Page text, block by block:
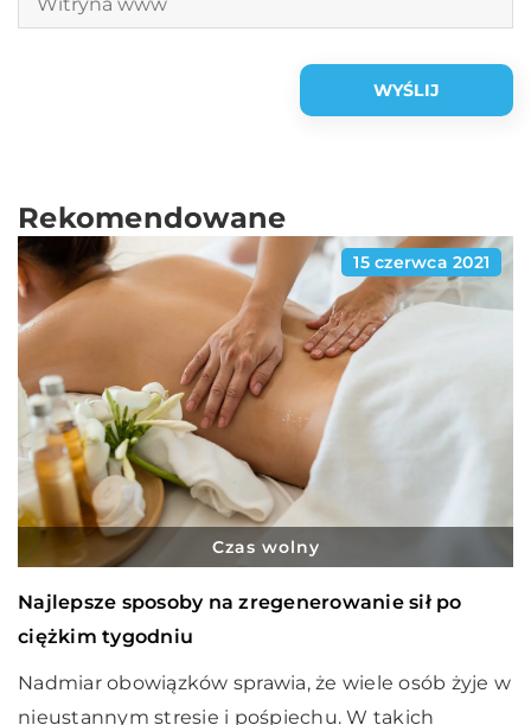
Rekomendowane
15 czerwca 2021
Czas wolny
Najlepsze sposoby na zregenerowanie sił po
ciężkim tygodniu
Nadmiar obowiązków sprawia, że wiele osób żyje w
nieustannym stresie i pośpiechu. W takich